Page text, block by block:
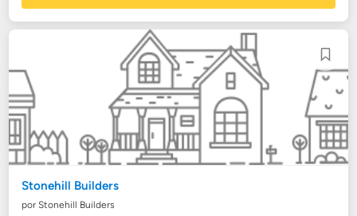
Stonehill Builders
por Stonehill Builders